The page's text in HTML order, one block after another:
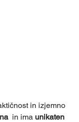
in izjemno
in ima unikaten